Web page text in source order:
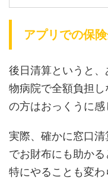
アプリでの保
後日清算というと
物病院で全額負担
の方はおっくうに感
実際、確かに窓口
でお財布にも助か
特にやることも変